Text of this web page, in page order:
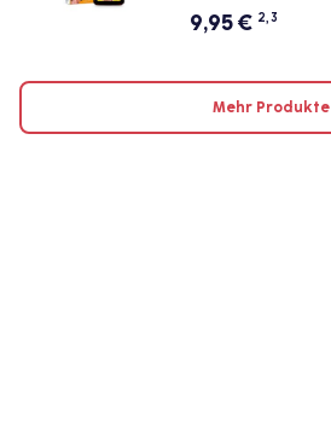
9,95€ 2, 3
Mehr Produkte